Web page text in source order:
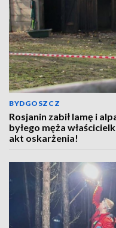
BYDGOSZCZ
Rosjanin zabił lamę i
byłego męża
akt oskarżenia!